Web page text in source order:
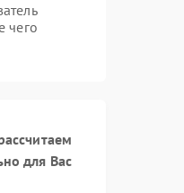
чего
для Вас